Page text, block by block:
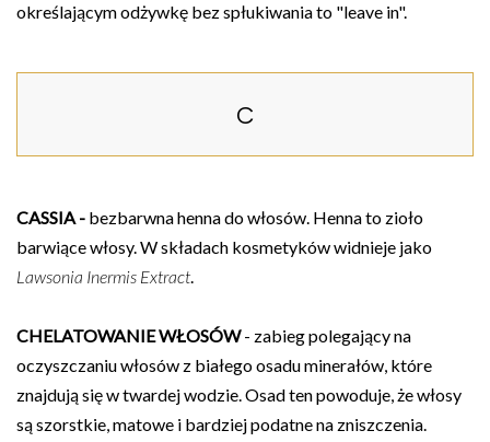
określającym odżywkę bez spłukiwania to "leave in".
C
CASSIA - bezbarwna henna do włosów. Henna to zioło
barwiące włosy. W składach kosmetyków widnieje jako
Lawsonia Inermis Extract.
CHELATOWANIE WŁOSÓW- zabieg polegający na
oczyszczaniu włosów z białego osadu minerałów, które
znajdują się w twardej wodzie. Osad ten powoduje, że włosy
są szorstkie, matowe i bardziej podatne na zniszczenia.